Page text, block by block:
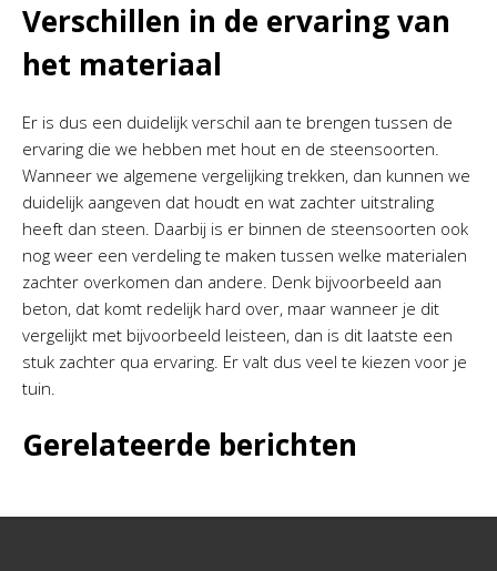
Verschillen in de ervaring van
het materiaal
Er is dus een duidelijk verschil aan te brengen tussen de
ervaring die we hebben met hout en de steensoorten.
Wanneer we algemene vergelijking trekken, dan kunnen we
duidelijk aangeven dat houdt en wat zachter uitstraling
heeft dan steen. Daarbij is er binnen de steensoorten ook
nog weer een verdeling te maken tussen welke materialen
zachter overkomen dan andere. Denk bijvoorbeeld aan
beton, dat komt redelijk hard over, maar wanneer je dit
vergelijkt met bijvoorbeeld leisteen, dan is dit laatste een
stuk zachter qua ervaring. Er valt dus veel te kiezen voor je
tuin.
Gerelateerde berichten